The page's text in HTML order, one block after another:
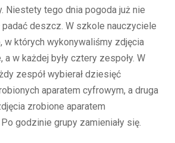
Niestety tego dnia pogoda już nie
padać deszcz. W szkole nauczyciele
w których wykonywaliśmy zdjęcia
a w każdej były cztery zespoły. W
zespół wybierał dziesięć
aparatem cyfrowym, a druga
zrobione aparatem
godzinie grupy zamieniały się.